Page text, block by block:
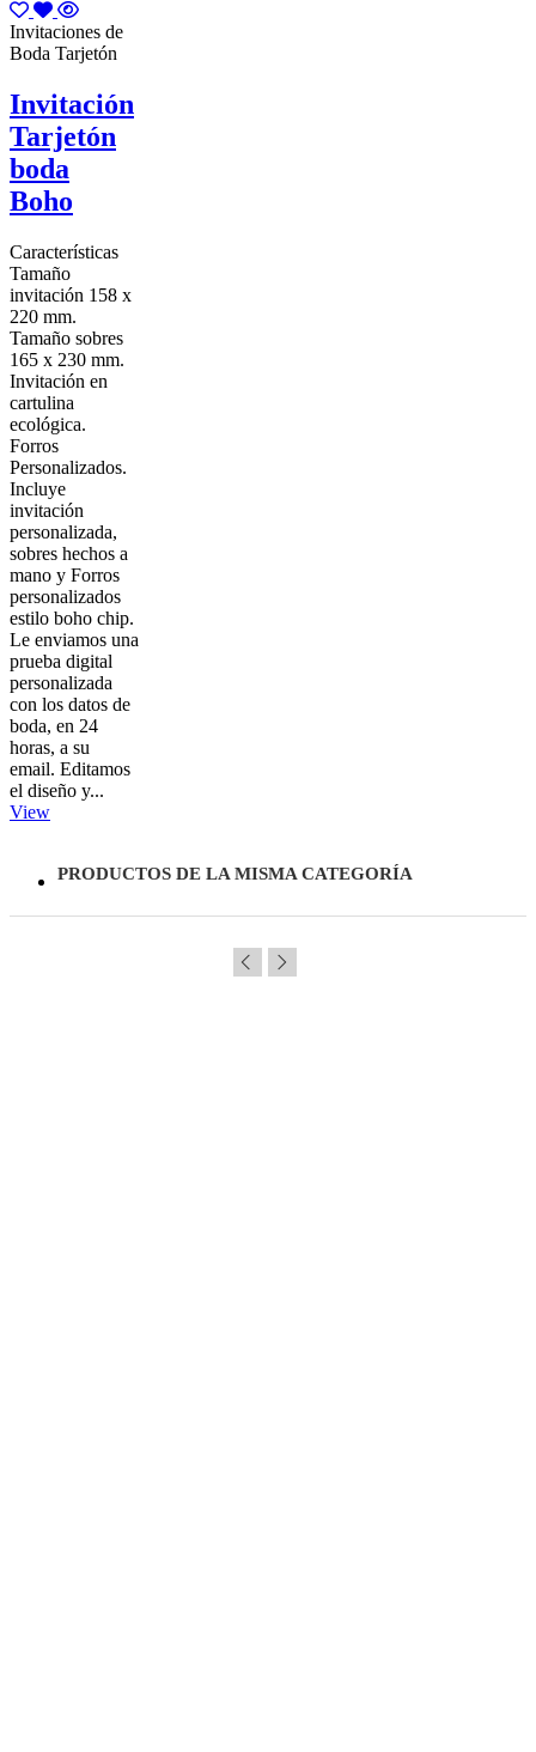
Invitaciones de
Boda Tarjetón
Invitación
Tarjetón
boda
Boho
Características
Tamaño
invitación 158 x
220 mm.
Tamaño sobres
165 x 230 mm.
Invitación en
cartulina
ecológica.
Forros
Personalizados.
Incluye
invitación
personalizada,
sobres hechos a
mano y Forros
personalizados
estilo boho chip.
Le enviamos una
prueba digital
personalizada
con los datos de
boda, en 24
horas, a su
email. Editamos
el diseño y...
View
PRODUCTOS DE LA MISMA CATEGORÍA